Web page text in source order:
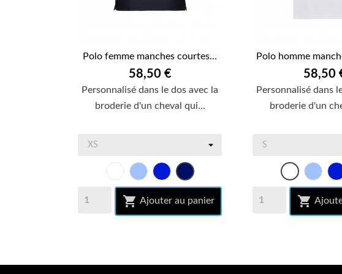
APERÇU RAPIDE
Polo femme manches courtes...
58,50 €
Personnalisé dans le dos avec la
broderie d'un cheval qui...
Blancbleu
ciel
bleu
royal
bleu
marine
 Ajouter au panier
APERÇU
Polo homme
58,50
Personnalisé dans
broderie d'un
Blanc
ciel
